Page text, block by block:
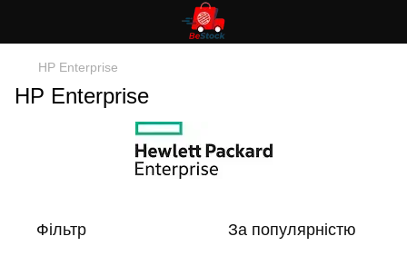
HP Enterprise
HP Enterprise
Фільтр За популярністю